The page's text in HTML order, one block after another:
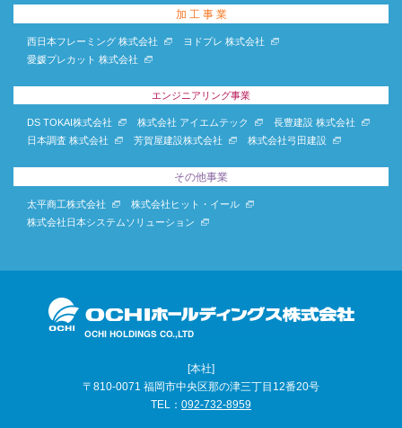
加 工 事 業
西日本フレーミング 株式会社
ヨドプレ 株式会社
愛媛プレカット 株式会社
エンジニアリング事業
DS TOKAI株式会社 株式会社 アイエムテック
長豊建設 株式会社
日本調査 株式会社
芳賀屋建設株式会社 株式会社弓田建設
その他事業
太平商工株式会社
株式会社ヒット・イール
株式会社日本システムソリューション
[本社]
〒810-0071 福岡市中央区那の津三丁目12番20号
TEL： 092-732-8959